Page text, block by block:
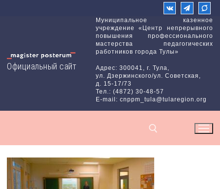
Официальный сайт
Муниципальное казенное
учреждение «Центр непрерывного
повышения профессионального
мастерства педагогических
работников города Тулы»
Адрес: 300041, г. Тула,
ул. Дзержинского/ул. Советская,
д. 15-17/73
Тел.: (4872) 30-48-57
E-mail: cnppm_tula@tularegion.org
Найти: